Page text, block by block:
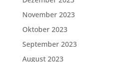
November 2023
Oktober 2023
September 2023
August 2023